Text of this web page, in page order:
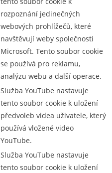
rozpoznání jedinečných
webových prohlížečů, které
navštěvují weby společnosti
Microsoft. Tento soubor cookie
se používá pro reklamu,
analýzu webu a další operace.
Služba YouTube nastavuje
tento soubor cookie k uložení
předvoleb videa uživatele, který
používá vložené video
YouTube.
Služba YouTube nastavuje
tento soubor cookie k uložení